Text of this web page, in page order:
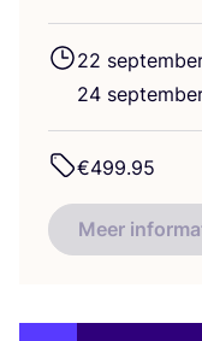
22
24
€499.95
Meer